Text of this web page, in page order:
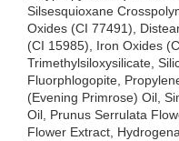
Silsesquioxane
Oxides (CI 77491),
(CI 15985), Iron Oxides
Trimethylsiloxysilicate,
Fluorphlogopite,
(Evening Primrose) Oil,
Oil, Prunus Serrulata
Flower Extract,